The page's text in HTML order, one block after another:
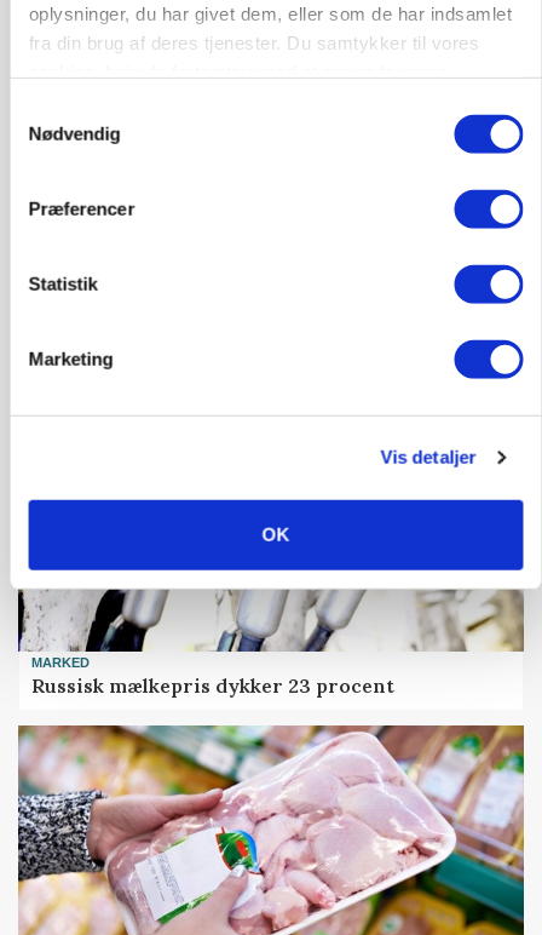
oplysninger, du har givet dem, eller som de har indsamlet
fra din brug af deres tjenester. Du samtykker til vores
Nødvendig
Præferencer
Statistik
Marketing
Vis detaljer
OK
9670, Løgstør 03. aug.
MARKED
Russisk mælkepris dykker 23 procent